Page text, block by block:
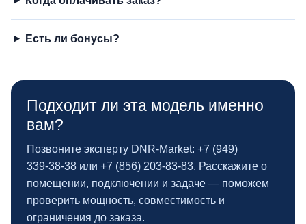
Есть ли бонусы?
Подходит ли эта модель именно
вам?
Позвоните эксперту DNR‑Market: +7 (949)
339‑38‑38 или +7 (856) 203‑83‑83. Расскажите о
помещении, подключении и задаче — поможем
проверить мощность, совместимость и
ограничения до заказа.